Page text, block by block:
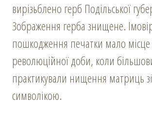
вирізьблено герб Подільської
Зображення герба знищене.
пошкодження печатки мало місце
революційної доби, коли
практикували нищення матриць
символікою.